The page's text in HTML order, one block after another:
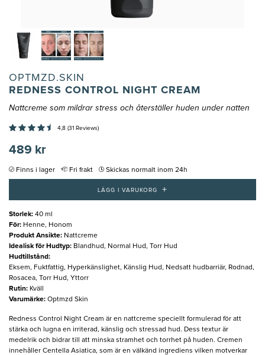
OPTMZD.SKIN
REDNESS CONTROL NIGHT CREAM
Nattcreme som mildrar stress och återställer huden under natten
4,8 (31 Reviews)
489 kr
Finns i lager Fri frakt Skickas normalt inom 24h
LÄGG I VARUKORG +
Storlek: 40 ml
För: Henne, Honom
Produkt Ansikte: Nattcreme
Idealisk för Hudtyp: Blandhud, Normal Hud, Torr Hud
Hudtillstånd:
Eksem, Fuktfattig, Hyperkänslighet, Känslig Hud, Nedsatt hudbarriär, Rodnad,
Rosacea, Torr Hud, Yttorr
Rutin: Kväll
Varumärke: Optmzd Skin
Redness Control Night Cream är en nattcreme speciellt formulerad för att
stärka och lugna en irriterad, känslig och stressad hud. Dess textur är
medelrik och bidrar till att minska stramhet och torrhet på huden. Cremen
innehåller Centella Asiatica, som är en välkänd ingrediens vilken motverkar